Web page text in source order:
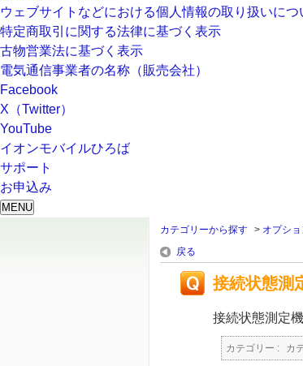
ウェブサイトなどにおける個人情報の取り扱いにつ
特定商取引に関する法律に基づく表示
古物営業法に基づく表示
電気通信事業者の名称（販売会社）
Facebook
X（Twitter）
YouTube
イオンモバイルひろば
サポート
お申込み
MENU
カテゴリーから探す > オプシ
戻る
接続状態測
接続状態測定
カテゴリー : カ